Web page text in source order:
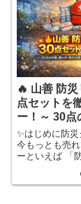
🔥 山善 防
点セットを
ー！～ 30点
方・他社比
を完全解説
✨はじめに防災
今もっとも売
ーといえば 「
（YAMAZEN
バッグ は、